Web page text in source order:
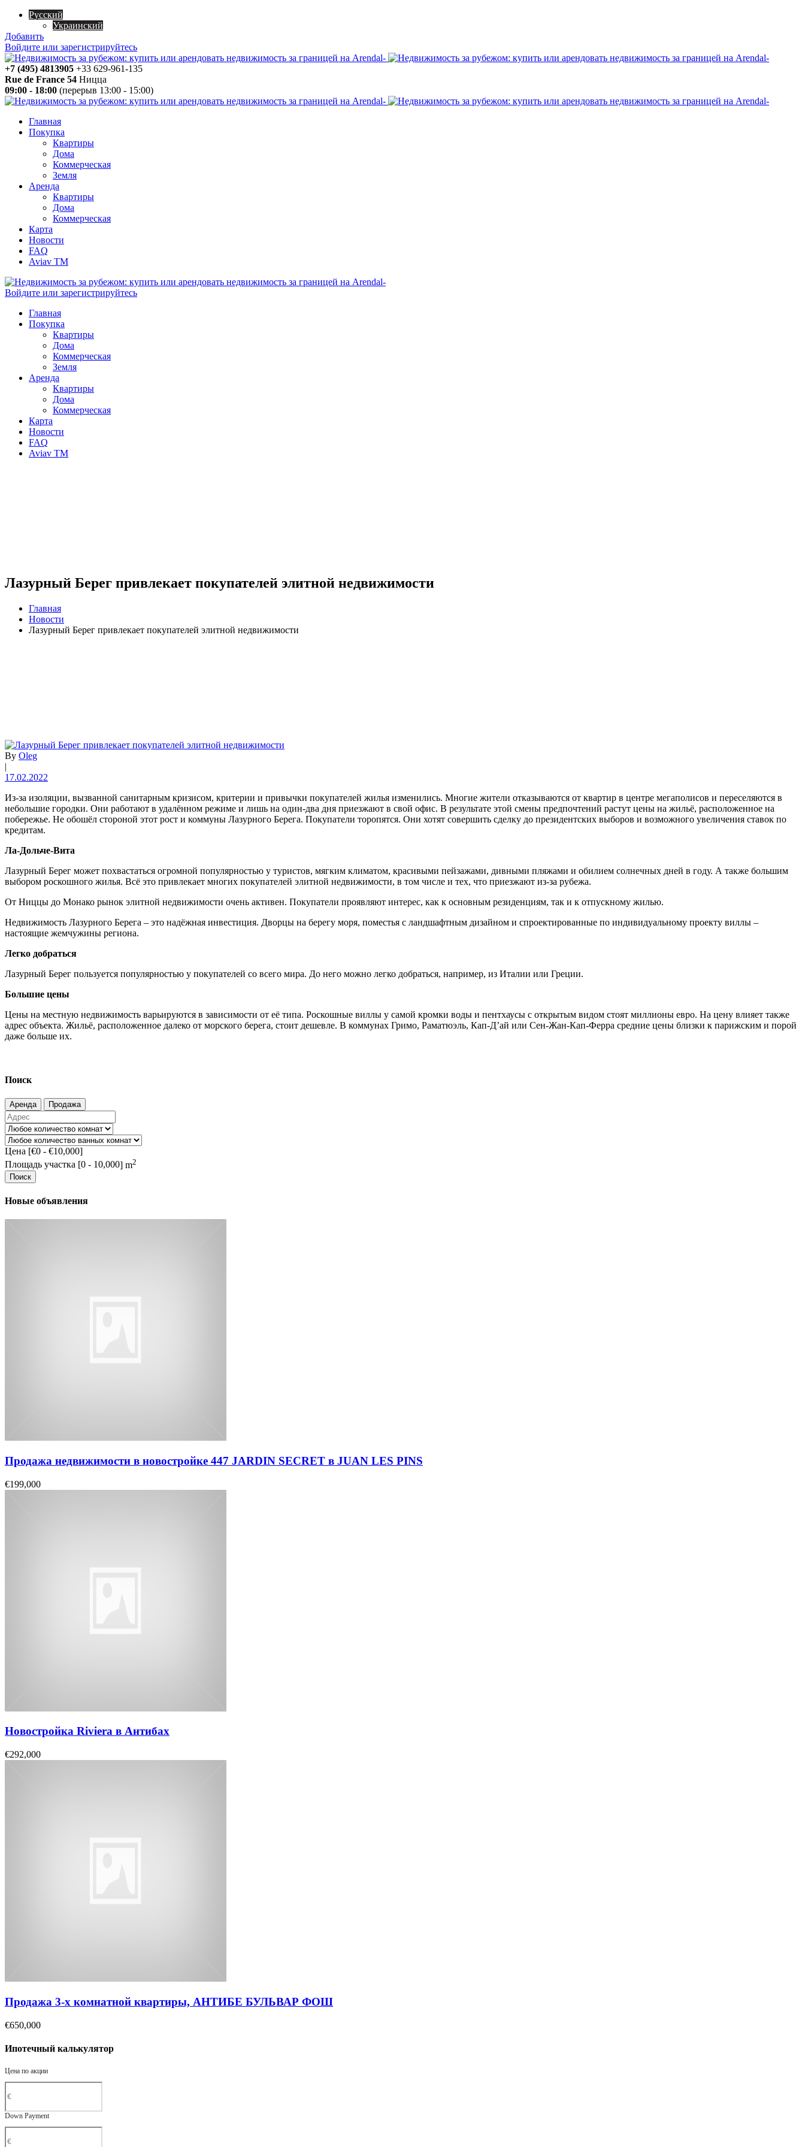
Русский
Украинский
Добавить
Войдите или зарегистрируйтесь
+7 (495) 4813905 +33 629-961-135
Rue de France 54 Ницца
09:00 - 18:00 (перерыв 13:00 - 15:00)
Главная
Покупка
Квартиры
Дома
Коммерческая
Земля
Аренда
Квартиры
Дома
Коммерческая
Карта
Новости
FAQ
Aviav TM
Войдите или зарегистрируйтесь
Главная
Покупка
Квартиры
Дома
Коммерческая
Земля
Аренда
Квартиры
Дома
Коммерческая
Карта
Новости
FAQ
Aviav TM
Лазурный Берег привлекает покупателей элитной недвижимости
Главная
Новости
Лазурный Берег привлекает покупателей элитной недвижимости
By Oleg
|
17.02.2022
Из-за изоляции, вызванной санитарным кризисом, критерии и привычки покупателей жилья изменились. Многие жители отказываются от квартир в центре мегаполисов и переселяются в
небольшие городки. Они работают в удалённом режиме и лишь на один-два дня приезжают в свой офис. В результате этой смены предпочтений растут цены на жильё, расположенное на
побережье. Не обошёл стороной этот рост и коммуны Лазурного Берега. Покупатели торопятся. Они хотят совершить сделку до президентских выборов и возможного увеличения ставок по
кредитам.
Ла-Дольче-Вита
Лазурный Берег может похвастаться огромной популярностью у туристов, мягким климатом, красивыми пейзажами, дивными пляжами и обилием солнечных дней в году. А также большим
выбором роскошного жилья. Всё это привлекает многих покупателей элитной недвижимости, в том числе и тех, что приезжают из-за рубежа.
От Ниццы до Монако рынок элитной недвижимости очень активен. Покупатели проявляют интерес, как к основным резиденциям, так и к отпускному жилью.
Недвижимость Лазурного Берега – это надёжная инвестиция. Дворцы на берегу моря, поместья с ландшафтным дизайном и спроектированные по индивидуальному проекту виллы –
настоящие жемчужины региона.
Легко добраться
Лазурный Берег пользуется популярностью у покупателей со всего мира. До него можно легко добраться, например, из Италии или Греции.
Большие цены
Цены на местную недвижимость варьируются в зависимости от её типа. Роскошные виллы у самой кромки воды и пентхаусы с открытым видом стоят миллионы евро. На цену влияет также
адрес объекта. Жильё, расположенное далеко от морского берега, стоит дешевле. В коммунах Гримо, Раматюэль, Кап-Д’ай или Сен-Жан-Кап-Ферра средние цены близки к парижским и порой
даже больше их.
Поиск
Аренда Продажа
Цена [€0 - €10,000]
Площадь участка [0 - 10,000] m2
Поиск
Новые объявления
Продажа недвижимости в новостройке 447 JARDIN SECRET в JUAN LES PINS
€199,000
Новостройка Riviera в Антибах
€292,000
Продажа 3-х комнатной квартиры, АНТИБЕ БУЛЬВАР ФОШ
€650,000
Ипотечный калькулятор
Цена по акции
Down Payment